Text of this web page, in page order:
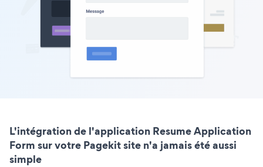
L'intégration de l'application Resume Application
Form sur votre Pagekit site n'a jamais été aussi
simple